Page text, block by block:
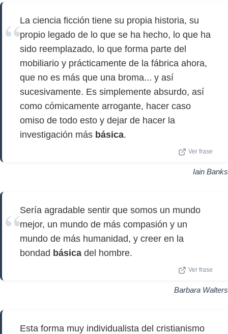
La ciencia ficción tiene su propia historia, su
propio legado de lo que se ha hecho, lo que ha
sido reemplazado, lo que forma parte del
mobiliario y prácticamente de la fábrica ahora,
que no es más que una broma... y así
sucesivamente. Es simplemente absurdo, así
como cómicamente arrogante, hacer caso
omiso de todo esto y dejar de hacer la
investigación más básica.
Ver frase
Iain Banks
Sería agradable sentir que somos un mundo
mejor, un mundo de más compasión y un
mundo de más humanidad, y creer en la
bondad básica del hombre.
Ver frase
Barbara Walters
Esta forma muy individualista del cristianismo